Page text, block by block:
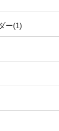
ー(1)